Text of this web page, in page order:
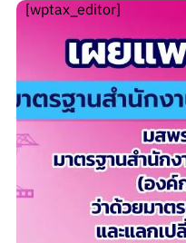
[wptax_editor]